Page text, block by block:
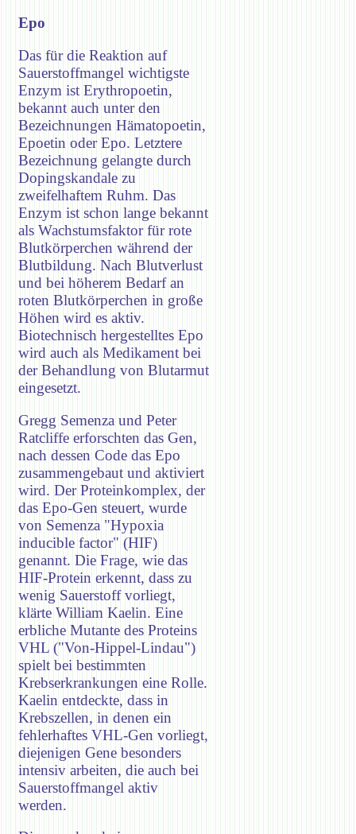
Epo
Das für die Reaktion auf
Sauerstoffmangel wichtigste
Enzym ist Erythropoetin,
bekannt auch unter den
Bezeichnungen Hämatopoetin,
Epoetin oder Epo. Letztere
Bezeichnung gelangte durch
Dopingskandale zu
zweifelhaftem Ruhm. Das
Enzym ist schon lange bekannt
als Wachstumsfaktor für rote
Blutkörperchen während der
Blutbildung. Nach Blutverlust
und bei höherem Bedarf an
roten Blutkörperchen in große
Höhen wird es aktiv.
Biotechnisch hergestelltes Epo
wird auch als Medikament bei
der Behandlung von Blutarmut
eingesetzt.
Gregg Semenza und Peter
Ratcliffe erforschten das Gen,
nach dessen Code das Epo
zusammengebaut und aktiviert
wird. Der Proteinkomplex, der
das Epo-Gen steuert, wurde
von Semenza "Hypoxia
inducible factor" (HIF)
genannt. Die Frage, wie das
HIF-Protein erkennt, dass zu
wenig Sauerstoff vorliegt,
klärte William Kaelin. Eine
erbliche Mutante des Proteins
VHL ("Von-Hippel-Lindau")
spielt bei bestimmten
Krebserkrankungen eine Rolle.
Kaelin entdeckte, dass in
Krebszellen, in denen ein
fehlerhaftes VHL-Gen vorliegt,
diejenigen Gene besonders
intensiv arbeiten, die auch bei
Sauerstoffmangel aktiv
werden.